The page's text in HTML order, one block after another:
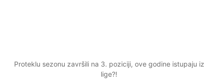
Proteklu sezonu završili na 3. poziciji, ove godine istupaju iz
lige?!